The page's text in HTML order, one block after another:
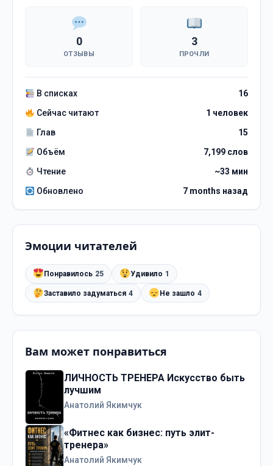
0
ОТЗЫВЫ
3
ПРОЧЛИ
В списках
16
Сейчас читают
1 человек
Глав
15
Объём
7,199 слов
Чтение
~33 мин
Обновлено
7 months назад
Эмоции читателей
Понравилось 25 Удивило 1
Заставило задуматься 4 Не зашло 4
Вам может понравиться
ЛИЧНОСТЬ ТРЕНЕРА Искусство быть
лучшим
Анатолий Якимчук
«Фитнес как бизнес: путь элит-
тренера»
Анатолий Якимчук